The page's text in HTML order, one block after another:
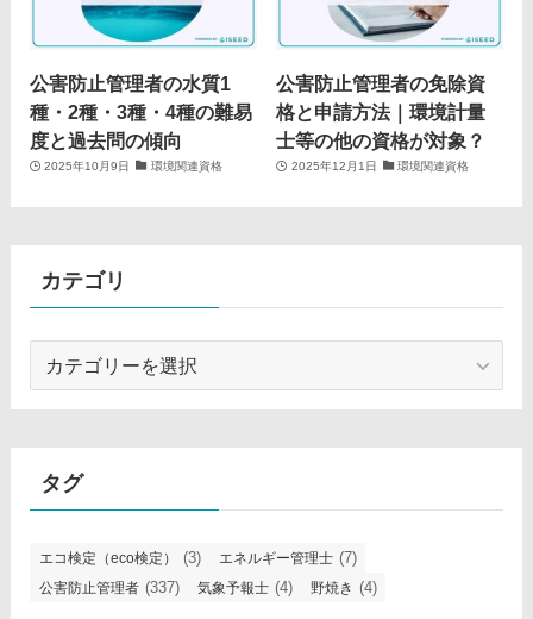
公害防止管理者の水質1
種・2種・3種・4種の難易
度と過去問の傾向
2025年10月9日 環境関連資格
公害防止管理者の免除資
格と申請方法｜環境計量
士等の他の資格が対象？
2025年12月1日 環境関連資格
カテゴリ
タグ
エコ検定（eco検定） (3) エネルギー管理士 (7)
公害防止管理者 (337) 気象予報士 (4) 野焼き (4)